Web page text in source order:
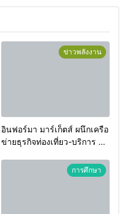
ข่าวพลังงาน
อินฟอร์มา มาร์เก็ตส์ ผนึกเครือ
ข่ายธุรกิจท่องเที่ยว-บริการ จัด
2026 เชื่อม 4 งานใหญ่ สร้าง
โอกาสธุรกิจครบวงจร ด้วย
การศึกษา